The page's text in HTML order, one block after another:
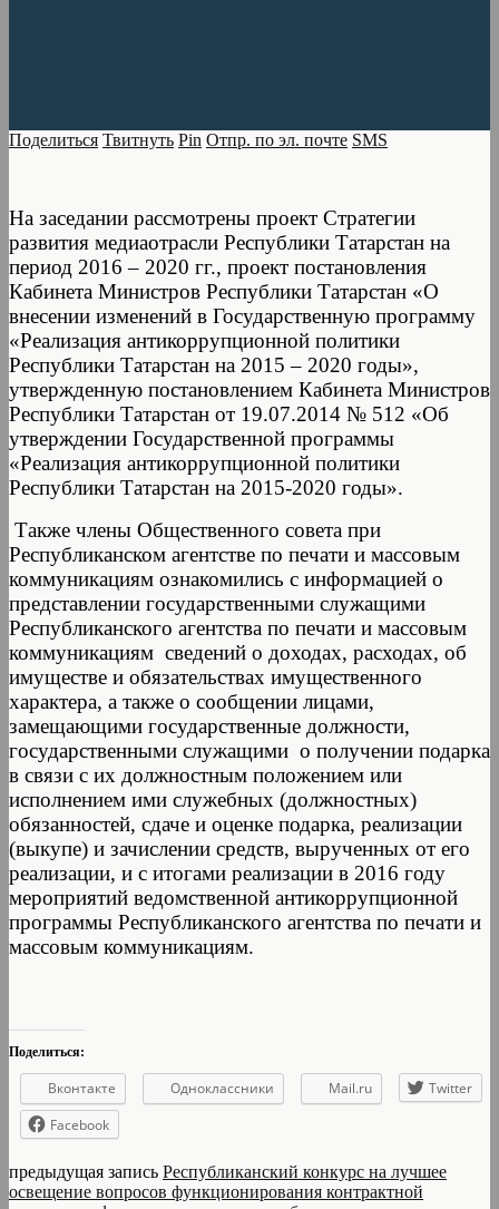
Поделиться Твитнуть Pin Отпр. по эл. почте SMS
На заседании рассмотрены проект Стратегии
развития медиаотрасли Республики Татарстан на
период 2016 – 2020 гг., проект постановления
Кабинета Министров Республики Татарстан «О
внесении изменений в Государственную программу
«Реализация антикоррупционной политики
Республики Татарстан на 2015 – 2020 годы»,
утвержденную постановлением Кабинета Министров
Республики Татарстан от 19.07.2014 № 512 «Об
утверждении Государственной программы
«Реализация антикоррупционной политики
Республики Татарстан на 2015-2020 годы».
Также члены Общественного совета при
Республиканском агентстве по печати и массовым
коммуникациям ознакомились с информацией о
представлении государственными служащими
Республиканского агентства по печати и массовым
коммуникациям сведений о доходах, расходах, об
имуществе и обязательствах имущественного
характера, а также о сообщении лицами,
замещающими государственные должности,
государственными служащими о получении подарка
в связи с их должностным положением или
исполнением ими служебных (должностных)
обязанностей, сдаче и оценке подарка, реализации
(выкупе) и зачислении средств, вырученных от его
реализации, и с итогами реализации в 2016 году
мероприятий ведомственной антикоррупционной
программы Республиканского агентства по печати и
массовым коммуникациям.
Поделиться:
Вконтакте Одноклассники Mail.ru
Twitter
Facebook
предыдущая запись Республиканский конкурс на лучшее
освещение вопросов функционирования контрактной